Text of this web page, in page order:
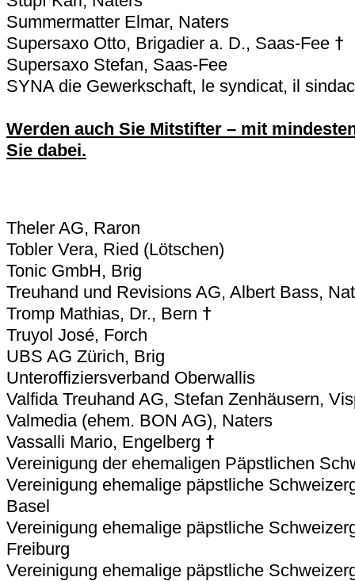
Summermatter Elmar, Naters
Supersaxo Otto, Brigadier a. D., Saas-Fee †
Supersaxo Stefan, Saas-Fee
SYNA die Gewerkschaft, le syndicat, il
Werden auch Sie Mitstifter – mit
Sie dabei.
Theler AG, Raron
Tobler Vera, Ried (Lötschen)
Tonic GmbH, Brig
Treuhand und Revisions AG, Albert Bass,
Tromp Mathias, Dr., Bern †
Truyol José, Forch
UBS AG Zürich, Brig
Unteroffiziersverband Oberwallis
Valfida Treuhand AG, Stefan Zenhäusern,
Valmedia (ehem. BON AG), Naters
Vassalli Mario, Engelberg †
Vereinigung der ehemaligen Päpstlichen
Vereinigung ehemalige päpstliche
Basel
Vereinigung ehemalige päpstliche
Freiburg
Vereinigung ehemalige päpstliche